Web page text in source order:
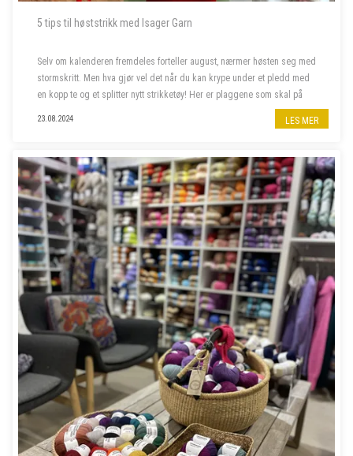
5 tips til høststrikk med Isager Garn
Selv om kalenderen fremdeles forteller august, nærmer høsten seg med
stormskritt. Men hva gjør vel det når du kan krype under et pledd med
en kopp te og et splitter nytt strikketøy! Her er plaggene som skal på
23.08.2024 LES MER